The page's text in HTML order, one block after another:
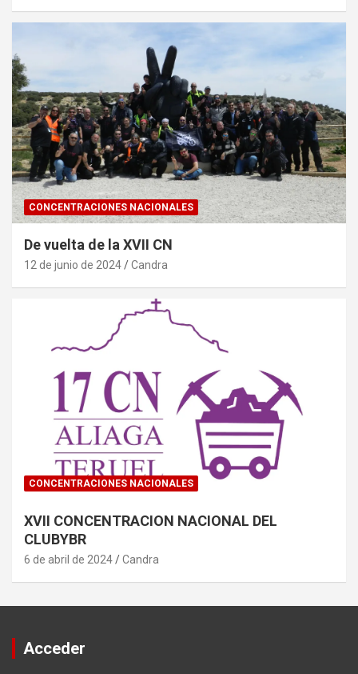
CONCENTRACIONES NACIONALES
De vuelta de la XVII CN
12 de junio de 2024 Candra
CONCENTRACIONES NACIONALES
XVII CONCENTRACION NACIONAL DEL
CLUBYBR
6 de abril de 2024 Candra
Acceder